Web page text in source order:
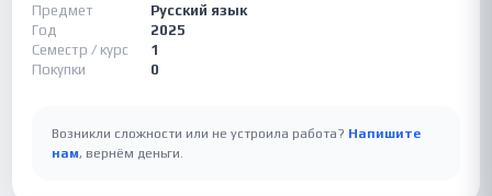
Предмет
Русский язык
Год
2025
Семестр / курс
1
Покупки
0
Возникли сложности или не устроила работа? Напишите
нам, вернём деньги.